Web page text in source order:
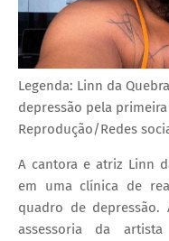
Legenda: Linn da
depressão pela
Reprodução/Redes
A cantora e atriz Linn
em uma clínica de
quadro de
assessoria da